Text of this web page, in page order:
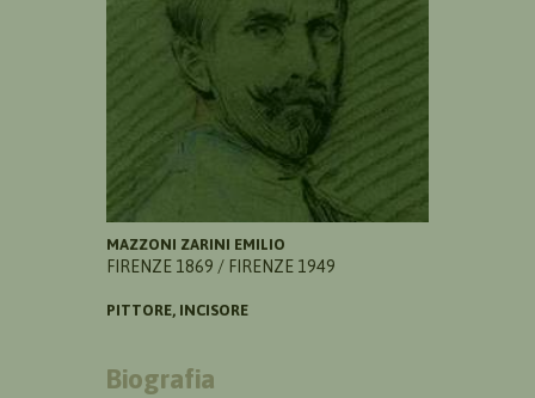
MAZZONI ZARINI EMILIO
FIRENZE 1869 / FIRENZE 1949
PITTORE, INCISORE
Biografia